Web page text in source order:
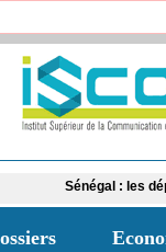
: les députés